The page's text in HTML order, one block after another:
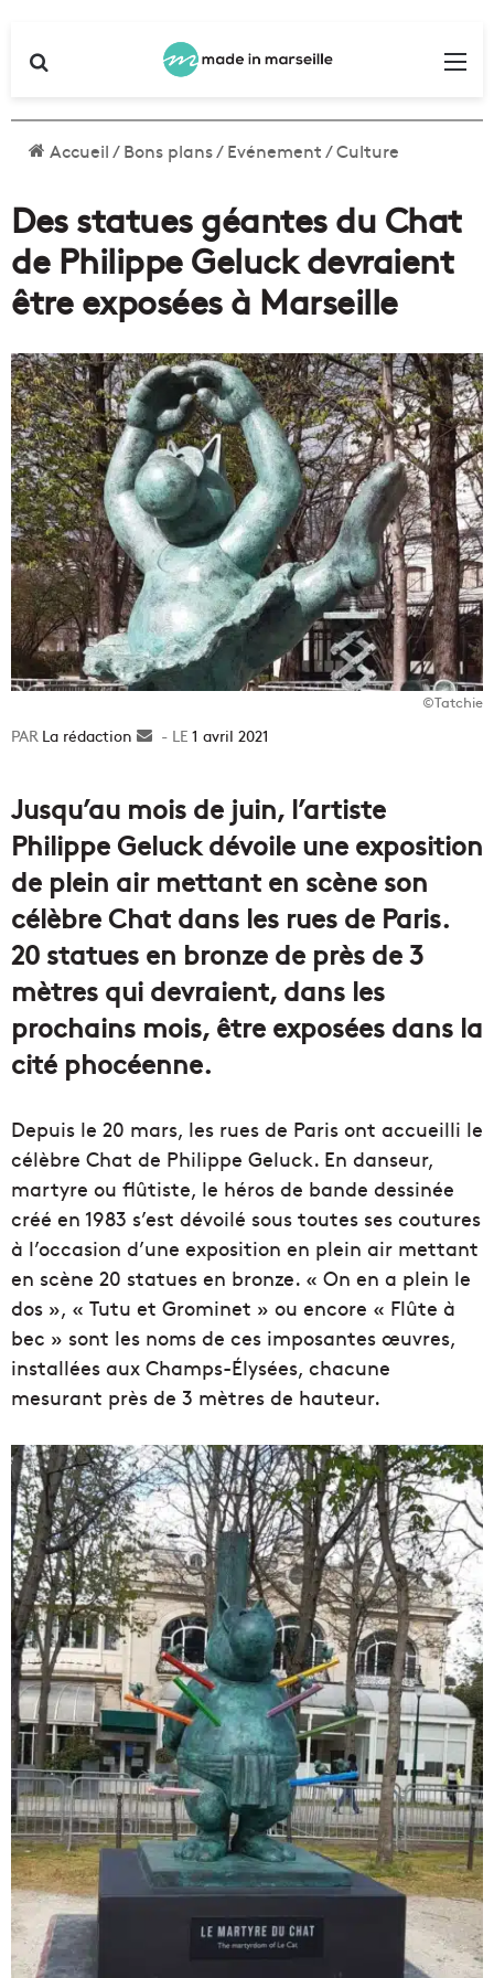
Accueil/Bons plans/Evénement/Culture
Des statues géantes du Chat
de Philippe Geluck devraient
être exposées à Marseille
©Tatchie
La rédaction
Envoyer1 avril 2021
Jusqu’au mois de juin, l’artiste
Philippe Geluck dévoile une exposition
de plein air mettant en scène son
célèbre Chat dans les rues de Paris.
20 statues en bronze de près de 3
mètres qui devraient, dans les
prochains mois, être exposées dans la
cité phocéenne.
Depuis le 20 mars, les rues de Paris ont accueilli le
célèbre Chat de Philippe Geluck. En danseur,
martyre ou flûtiste, le héros de bande dessinée
créé en 1983 s’est dévoilé sous toutes ses coutures
à l’occasion d’une exposition en plein air mettant
en scène 20 statues en bronze. « On en a plein le
dos », « Tutu et Grominet » ou encore « Flûte à
bec » sont les noms de ces imposantes œuvres,
installées aux Champs-Élysées, chacune
mesurant près de 3 mètres de hauteur.